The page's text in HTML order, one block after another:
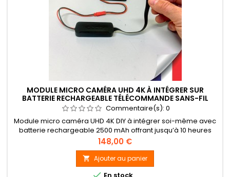
MODULE MICRO CAMÉRA UHD 4K À INTÉGRER SUR
BATTERIE RECHARGEABLE TÉLÉCOMMANDE SANS-FIL
MÉMOIRE 128 GO
Commentaire(s): 0
Module micro caméra UHD 4K DIY à intégrer soi-même avec
batterie rechargeable 2500 mAh offrant jusqu’à 10 heures
d’autonomie. Enregistrement en véritable 4K 30 FPS,
détection de mouvement, télécommande sans fil et carte
MicroSD 128 Go incluse.
Prix
148,00 €
 Ajouter au panier
